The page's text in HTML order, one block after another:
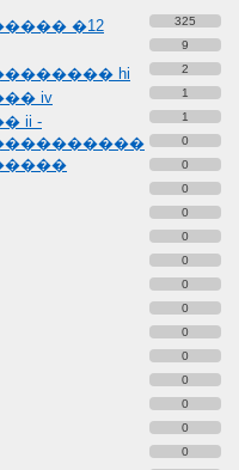
�12 325
9
hi 2
iv 1
ii -
1
0
0
0
0
0
0
0
0
0
0
0
0
0
0